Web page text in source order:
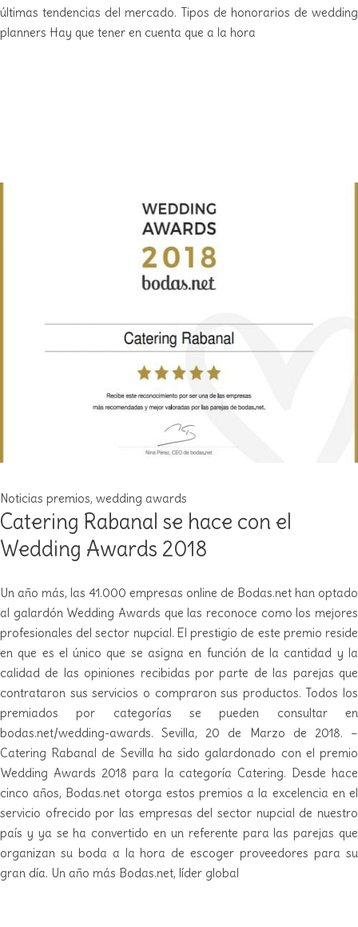
últimas tendencias del mercado. Tipos de honorarios de wedding
planners Hay que tener en cuenta que a la hora
Noticias premios, wedding awards
Catering Rabanal se hace con el
Wedding Awards 2018
Un año más, las 41.000 empresas online de Bodas.net han optado
al galardón Wedding Awards que las reconoce como los mejores
profesionales del sector nupcial. El prestigio de este premio reside
en que es el único que se asigna en función de la cantidad y la
calidad de las opiniones recibidas por parte de las parejas que
contrataron sus servicios o compraron sus productos. Todos los
premiados por categorías se pueden consultar en
bodas.net/wedding-awards. Sevilla, 20 de Marzo de 2018. –
Catering Rabanal de Sevilla ha sido galardonado con el premio
Wedding Awards 2018 para la categoría Catering. Desde hace
cinco años, Bodas.net otorga estos premios a la excelencia en el
servicio ofrecido por las empresas del sector nupcial de nuestro
país y ya se ha convertido en un referente para las parejas que
organizan su boda a la hora de escoger proveedores para su
gran día. Un año más Bodas.net, líder global